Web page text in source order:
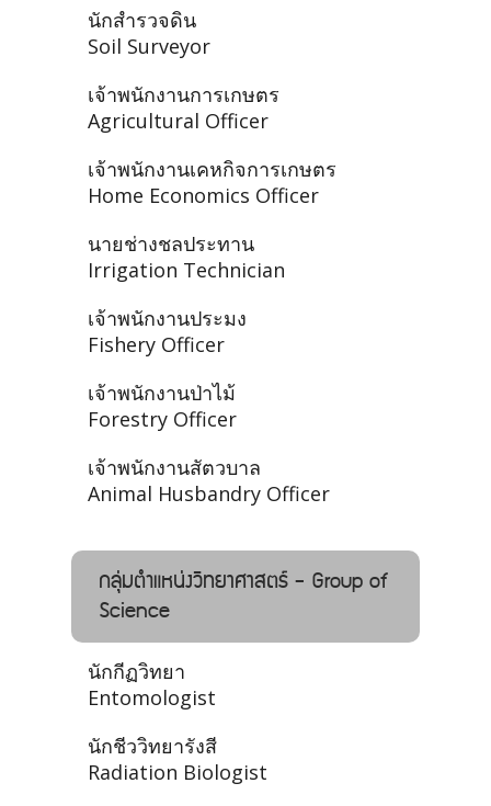
นักสำรวจดิน
Soil Surveyor
เจ้าพนักงานการเกษตร
Agricultural Officer
เจ้าพนักงานเคหกิจการเกษตร
Home Economics Officer
นายช่างชลประทาน
Irrigation Technician
เจ้าพนักงานประมง
Fishery Officer
เจ้าพนักงานป่าไม้
Forestry Officer
เจ้าพนักงานสัตวบาล
Animal Husbandry Officer
กลุ่มตำแหน่งวิทยาศาสตร์ - Group of
Science
นักกีฏวิทยา
Entomologist
นักชีววิทยารังสี
Radiation Biologist